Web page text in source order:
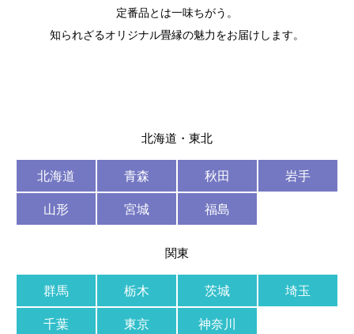
定番品とは一味ちがう。
知られざるオリジナル畳縁の魅力をお届けします。
北海道・東北
北海道 青森 秋田
岩手
山形
宮城 福島
関東
群馬 栃木 茨城
埼玉
千葉
東京 神奈川